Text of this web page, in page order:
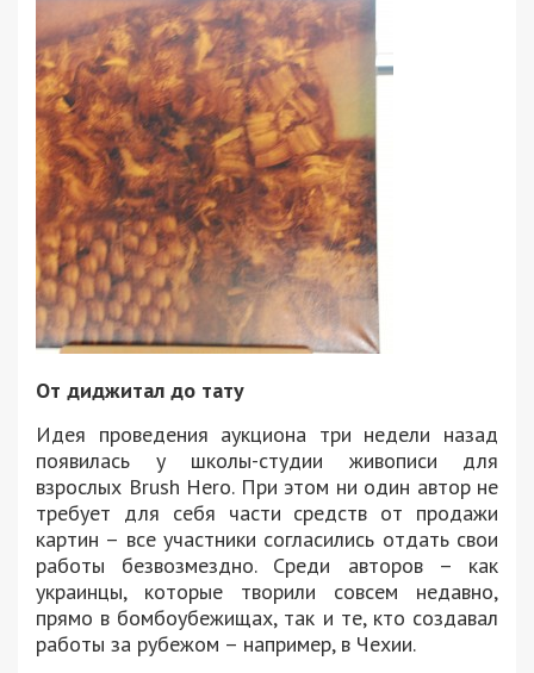
От диджитал до тату
Идея проведения аукциона три недели назад
появилась у школы-студии живописи для
взрослых Brush Hero. При этом ни один автор не
требует для себя части средств от продажи
картин – все участники согласились отдать свои
работы безвозмездно. Среди авторов – как
украинцы, которые творили совсем недавно,
прямо в бомбоубежищах, так и те, кто создавал
работы за рубежом – например, в Чехии.